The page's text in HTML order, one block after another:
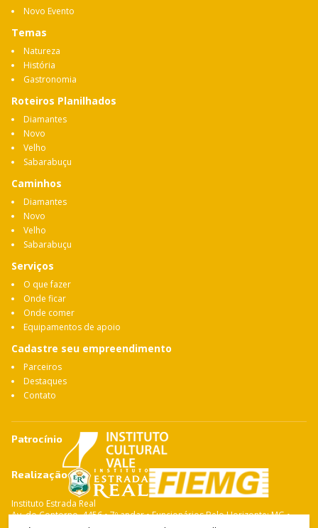
Novo Evento
Temas
Natureza
História
Gastronomia
Roteiros Planilhados
Diamantes
Novo
Velho
Sabarabuçu
Caminhos
Diamantes
Novo
Velho
Sabarabuçu
Serviços
O que fazer
Onde ficar
Onde comer
Equipamentos de apoio
Cadastre seu empreendimento
Parceiros
Destaques
Contato
Patrocínio
Realização
Instituto Estrada Real
Av. do Contorno, 4456 • 7º andar • Funcionários Belo Horizonte: MG •